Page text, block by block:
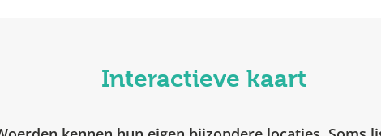
Interactieve kaart